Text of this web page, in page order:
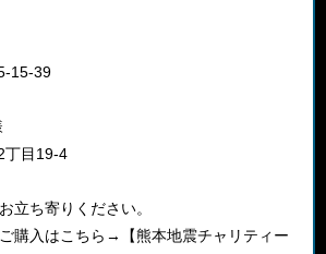
15-39
丁目19-4
立ち寄りください。
購入はこちら→【熊本地震チャリティー